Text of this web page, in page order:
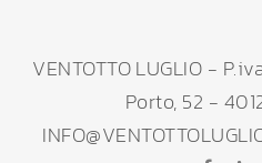
VENTOTTO LUGLIO -
Porto, 52 -